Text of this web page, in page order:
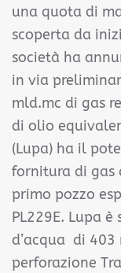
una quota di
scoperta da
società ha
in via
mld.mc di gas
di olio
(Lupa) ha il
fornitura di gas
primo pozzo
PL229E. Lupa
d’acqua di
perforazione